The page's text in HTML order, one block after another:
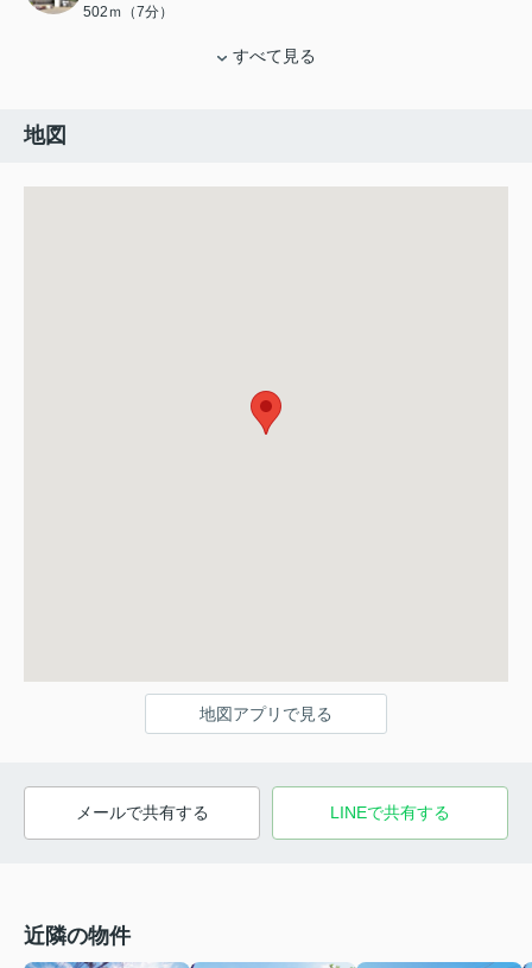
502ｍ（7分）
すべて見る
地図
地図アプリで見る
メールで共有する LINEで共有する
近隣の物件